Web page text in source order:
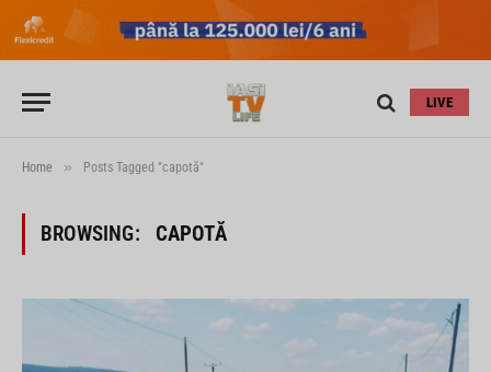
LIVE
Home » Posts Tagged "capotă"
BROWSING: CAPOTĂ